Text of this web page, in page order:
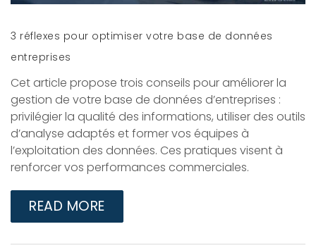
3 réflexes pour optimiser votre base de données
entreprises
Cet article propose trois conseils pour améliorer la
gestion de votre base de données d’entreprises :
privilégier la qualité des informations, utiliser des outils
d’analyse adaptés et former vos équipes à
l’exploitation des données. Ces pratiques visent à
renforcer vos performances commerciales.
READ MORE